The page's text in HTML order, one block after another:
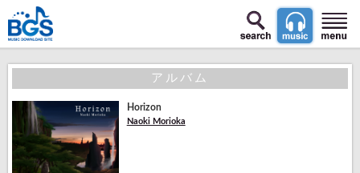
アルバム
Horizon
Naoki Morioka